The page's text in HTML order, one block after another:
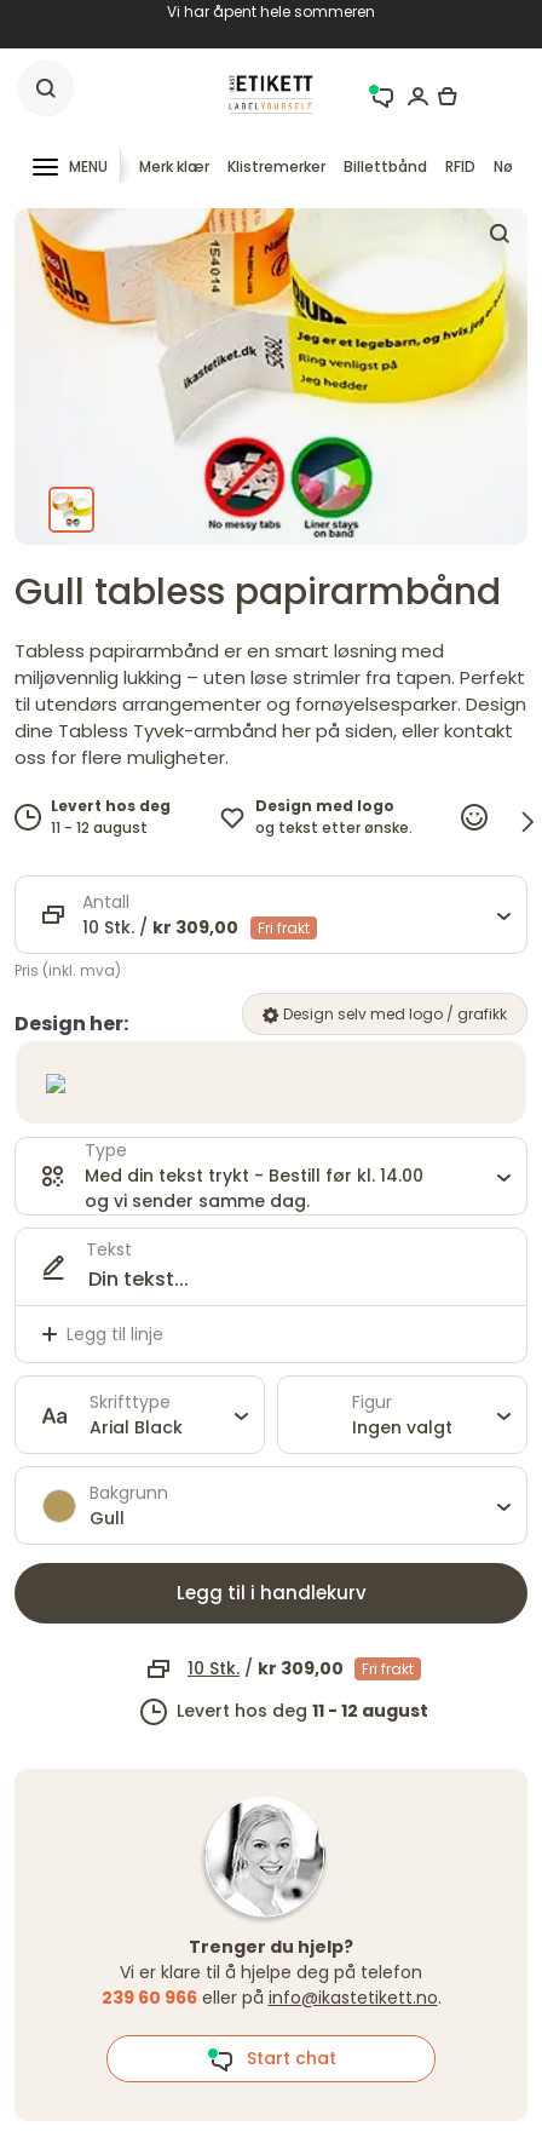
Vi har åpent hele sommeren
MENU Merk klær Klistremerker Billettbånd RFID
Gull tabless papirarmbånd
Tabless papirarmbånd er en smart løsning med
miljøvennlig lukking – uten løse strimler fra tapen. Perfekt
til utendørs arrangementer og fornøyelsesparker. Design
dine Tabless Tyvek-armbånd her på siden, eller kontakt
oss for flere muligheter.
Levert hos deg
11 - 12 august
Design med logo
og tekst etter ønske.
Antall
10 Stk. / kr 309,00 Fri frakt
Pris (inkl. mva)
Design her: Design selv med logo / grafikk
Type
Med din tekst trykt - Bestill før kl. 14.00
og vi sender samme dag.
Tekst
Legg til linje
Skrifttype
Arial Black
Figur
Ingen valgt
Bakgrunn
Gull
Legg til i handlekurv
10 Stk. / kr 309,00 Fri frakt
Levert hos deg 11 - 12 august
Trenger du hjelp?
Vi er klare til å hjelpe deg på telefon
239 60 966 eller på info@ikastetikett.no.
Start chat